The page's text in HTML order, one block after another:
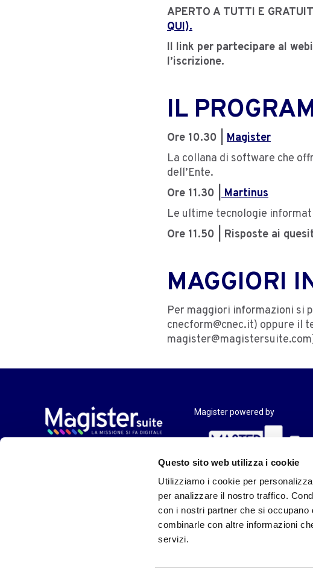
Questo sito web utilizza i cookie
Utilizziamo i cookie per
per analizzare il nostro traffico.
con i nostri partner che si occupano
combinarle con altre informazioni
servizi.
APERTO A TUTTI E
QUI).
Il link per partecipare al
l’iscrizione.
IL
Ore 10.30 | Magister
La collana di software che
dell’Ente.
Ore 11.30 | Martinus
Le ultime tecnologie
Ore 11.50 | Risposte ai
MAGGIORI
Per maggiori informazioni si
cnecform@cnec.it) oppure il
Magister powered by
in partnership con il